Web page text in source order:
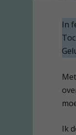
In
Ik